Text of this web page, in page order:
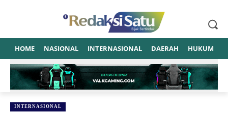
HOME NASIONAL INTERNASIONAL DAERAH HUKUM
INTERNASIONAL